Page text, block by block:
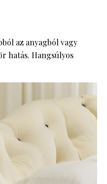
az anyagból vagy
hatás. Hangsúlyos